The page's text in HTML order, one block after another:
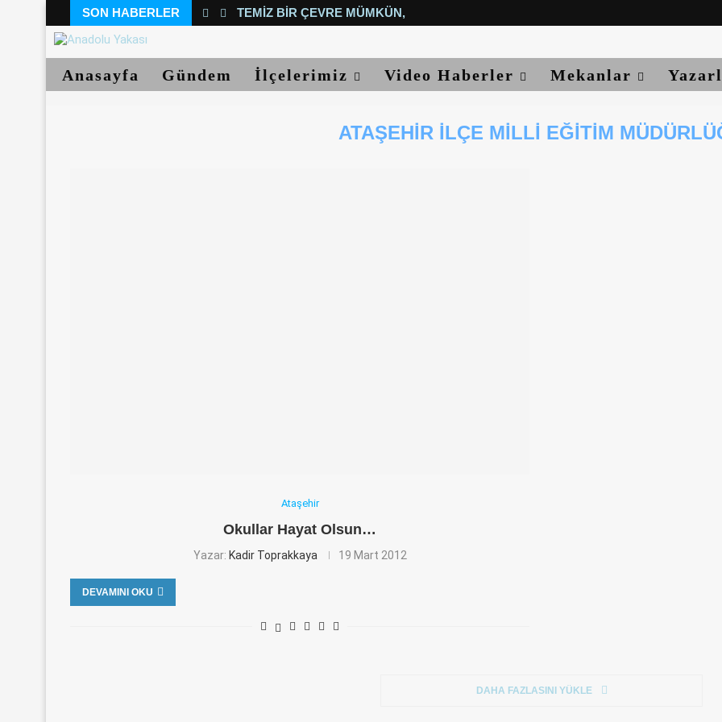
SON HABERLER TEMIZ BIR ÇEVRE MÜMKÜN, YETER...
Anasayfa Gündem İlçelerimiz Video Haberler Mekanlar
ATAŞEHIR İLÇE MILLI EĞITIM
Ataşehir
Okullar Hayat Olsun…
Yazar: Kadir Toprakkaya 19 Mart 2012
DEVAMINI OKU
DAHA FAZLASINI YÜKLE